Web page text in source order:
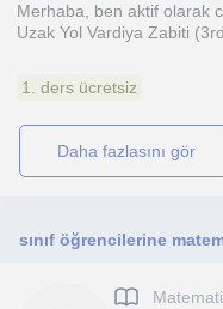
Merhaba, ben aktif olarak
Uzak Yol Vardiya Zabiti (3rd
1. ders ücretsiz
daha fazlasını gör
sınıf öğrencilerine